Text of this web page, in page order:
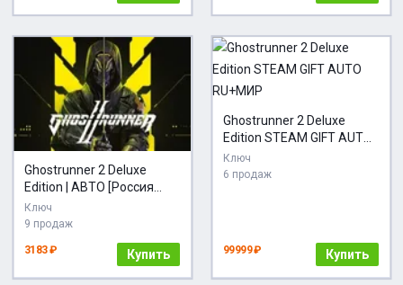
Ghostrunner 2 Deluxe
Edition | АВТО [Россия
Steam]
Ключ
9 продаж
3183 ₽ Купить
Ghostrunner 2 Deluxe
Edition STEAM GIFT AUTO
RU+МИР
Ключ
6 продаж
99999 ₽ Купить